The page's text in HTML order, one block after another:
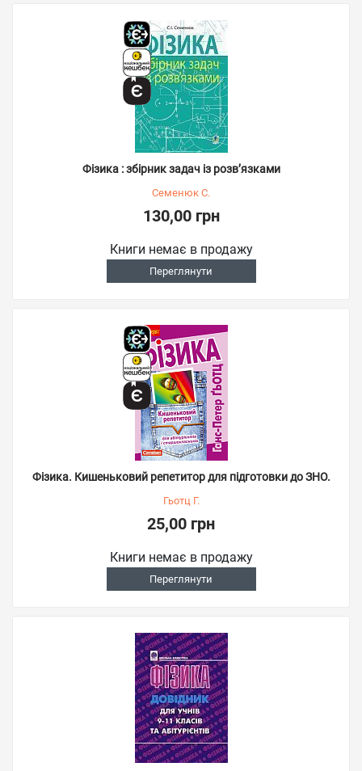
Фізика : збірник задач із розв’язками
Семенюк С.
130,00 грн
Книги немає в продажу
Переглянути
Фізика. Кишеньковий репетитор для підготовки до ЗНО.
Гьотц Г.
25,00 грн
Книги немає в продажу
Переглянути